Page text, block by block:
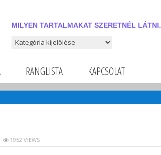
MILYEN TARTALMAKAT SZERETNÉL LÁTNI.
Milyen tartalmakat szeretnél látni.
RANGLISTA KAPCSOLAT
1952 VIEWS